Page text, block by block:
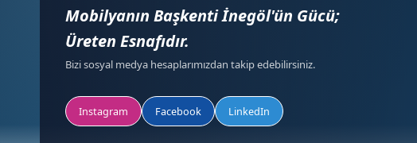
Mobilyanın Başkenti İnegöl'ün Gücü;
Üreten Esnafıdır.
Bizi sosyal medya hesaplarımızdan takip edebilirsiniz.
Instagram Facebook LinkedIn